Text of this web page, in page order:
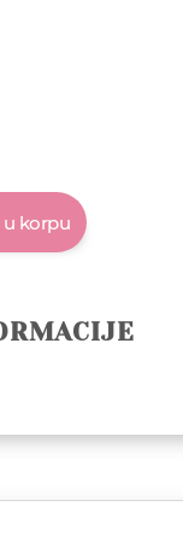
u korpu